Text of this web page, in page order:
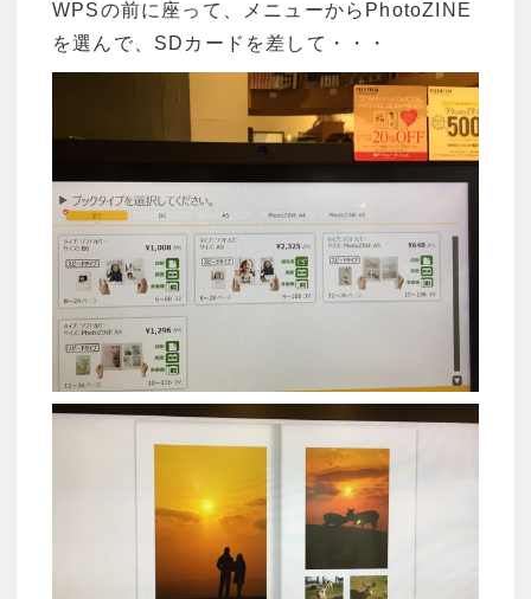
WPSの前に座って、メニューからPhotoZINE
を選んで、SDカードを差して・・・